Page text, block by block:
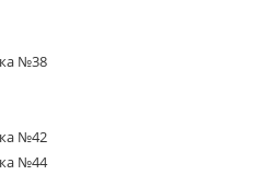
№38
№42
№44